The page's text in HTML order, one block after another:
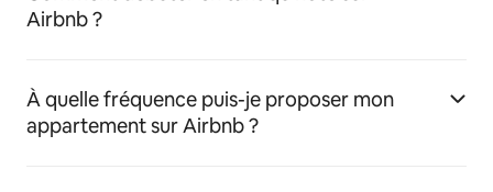
Airbnb ?
À quelle fréquence puis-je proposer mon
appartement sur Airbnb ?